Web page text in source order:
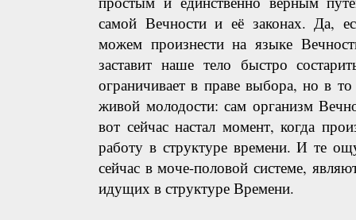
самой Вечности и её законах. Да,
можем произнести на языке
заставит наше тело быстро
ограничивает в праве выбора, но в
живой молодости: сам организм
вот сейчас настал момент, когда
работу в структуре времени. И те
сейчас в моче-половой системе,
идущих в структуре Времени.